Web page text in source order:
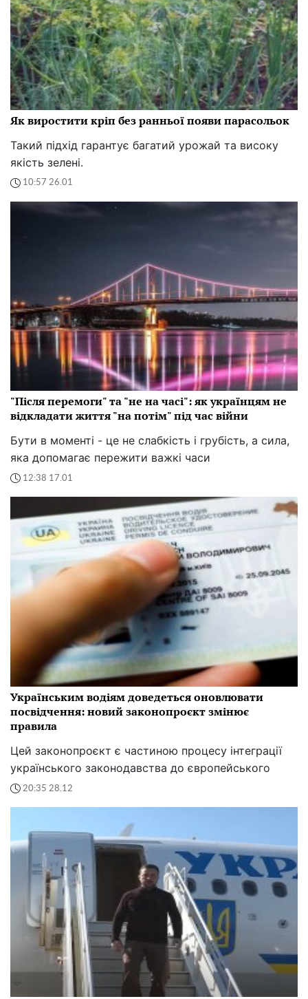
Як виростити кріп без ранньої появи парасольок
Такий підхід гарантує багатий урожай та високу
якість зелені.
10:57 26.01
"Після перемоги" та "не на часі": як українцям не
відкладати життя "на потім" під час війни
Бути в моменті - це не слабкість і грубість, а сила,
яка допомагає пережити важкі часи
12:38 17.01
Українським водіям доведеться оновлювати
посвідчення: новий законопроєкт змінює
правила
Цей законопроєкт є частиною процесу інтеграції
українського законодавства до європейського
20:35 28.12